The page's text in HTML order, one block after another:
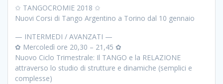
✩ TANGOCROMIE 2018 ✩
Nuovi Corsi di Tango Argentino a Torino dal 10 gennaio
— INTERMEDI / AVANZATI —
✿ Mercoledì ore 20,30 – 21,45 ✿
Nuovo Ciclo Trimestrale: Il TANGO e la RELAZIONE
attraverso lo studio di strutture e dinamiche (semplici e
complesse)